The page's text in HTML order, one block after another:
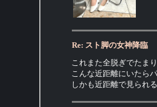
Re: スト脚の女神降臨
これまた全脱ぎでたま
こんな近距離にいたら
しかも近距離で見られ